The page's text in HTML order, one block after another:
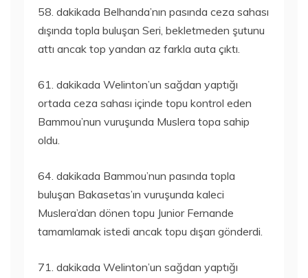
58. dakikada Belhanda’nın pasında ceza sahası
dışında topla buluşan Seri, bekletmeden şutunu
attı ancak top yandan az farkla auta çıktı.
61. dakikada Welinton’un sağdan yaptığı
ortada ceza sahası içinde topu kontrol eden
Bammou’nun vuruşunda Muslera topa sahip
oldu.
64. dakikada Bammou’nun pasında topla
buluşan Bakasetas’ın vuruşunda kaleci
Muslera’dan dönen topu Junior Fernande
tamamlamak istedi ancak topu dışarı gönderdi.
71. dakikada Welinton’un sağdan yaptığı